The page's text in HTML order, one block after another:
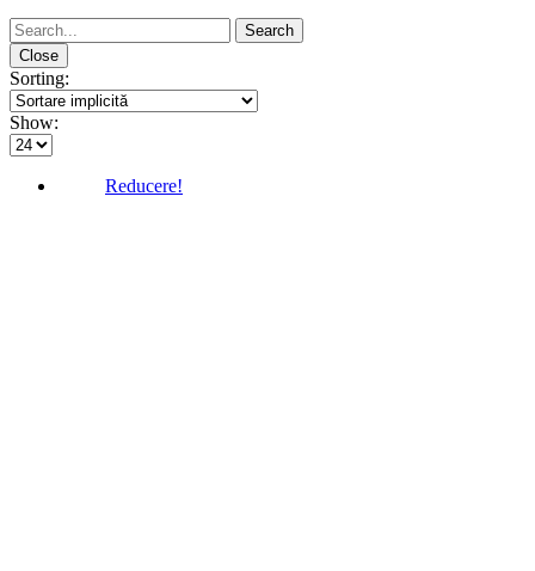
Close
Sorting:
Show:
Reducere!